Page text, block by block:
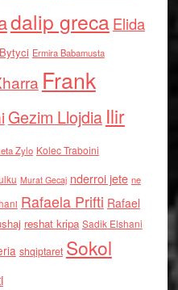
dalip grecaElida
Ermira Babamusta
Frank
Gezim Llojdia Ilir
Zylo Kolec Traboini
Murat Gecaj nderroi jete ne
Rafaela Prifti Rafael
reshat kripa Sadik Elshani
shqiptaret Sokol